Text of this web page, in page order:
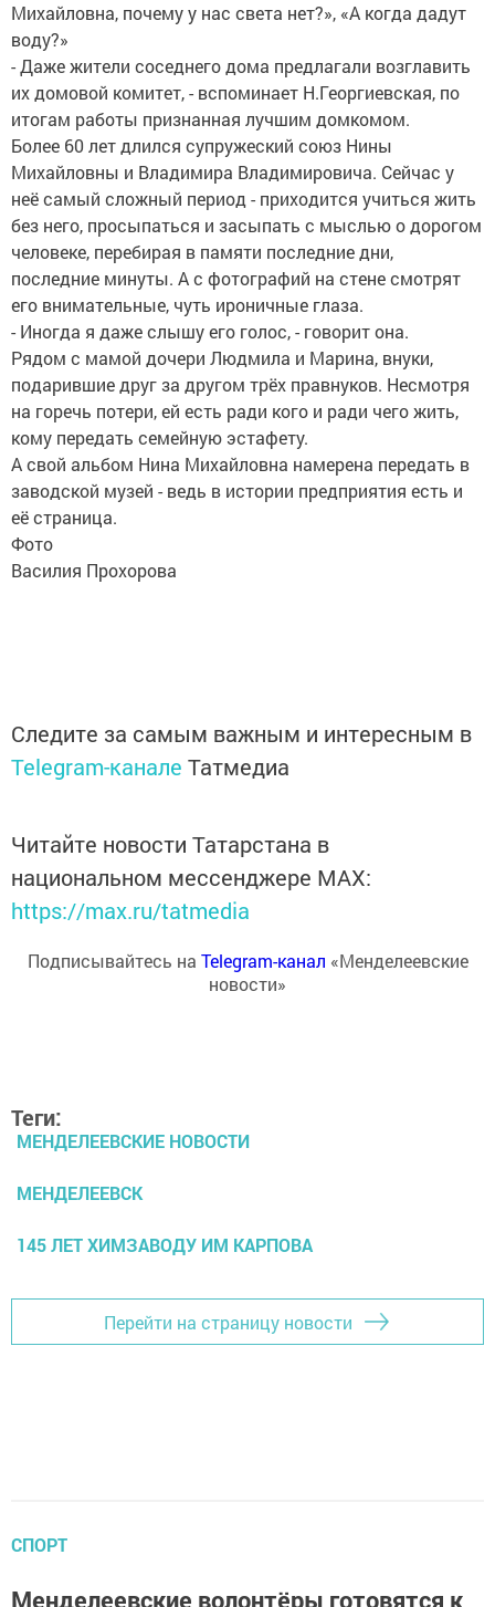
Михайловна, почему у нас света нет?», «А когда дадут
воду?»
- Даже жители соседнего дома предлагали возглавить
их домовой комитет, - вспоминает Н.Георгиевская, по
итогам работы признанная лучшим домкомом.
Более 60 лет длился супружеский союз Нины
Михайловны и Владимира Владимировича. Сейчас у
неё самый сложный период - приходится учиться жить
без него, просыпаться и засыпать с мыслью о дорогом
человеке, перебирая в памяти последние дни,
последние минуты. А с фотографий на стене смотрят
его внимательные, чуть ироничные глаза.
- Иногда я даже слышу его голос, - говорит она.
Рядом с мамой дочери Людмила и Марина, внуки,
подарившие друг за другом трёх правнуков. Несмотря
на горечь потери, ей есть ради кого и ради чего жить,
кому передать семейную эстафету.
А свой альбом Нина Михайловна намерена передать в
заводской музей - ведь в истории предприятия есть и
её страница.
Фото
Василия Прохорова
Следите за самым важным и интересным в
Telegram-канале Татмедиа
Читайте новости Татарстана в
национальном мессенджере MАХ:
https://max.ru/tatmedia
Подписывайтесь на Telegram-канал «Менделеевские
новости»
Теги:
МЕНДЕЛЕЕВСКИЕ НОВОСТИ
МЕНДЕЛЕЕВСК
145 ЛЕТ ХИМЗАВОДУ ИМ КАРПОВА
Перейти на страницу новости
СПОРТ
Менделеевские волонтёры готовятся к